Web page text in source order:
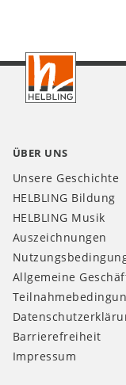
Footer
DE
ÜBER UNS
Unsere Geschichte
HELBLING Bildung
HELBLING Musik
Auszeichnungen
Allgemeine
Barrierefreiheit
Impressum